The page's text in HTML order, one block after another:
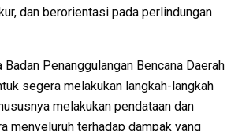
dan berorientasi pada perlindungan
Penanggulangan Bencana Daerah
segera melakukan langkah-langkah
melakukan pendataan dan
menyeluruh terhadap dampak yang